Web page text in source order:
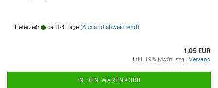
Lieferzeit: ca. 3-4 Tage (Ausland abweichend)
1,05 EUR
inkl. 19% MwSt. zzgl. Versand
IN DEN WARENKORB